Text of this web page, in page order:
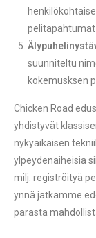
suunniteltu
kokemusksen
Chicken Road
yhdistyvät
nykyaikaisen
ylpeydenaiheisia
milj. registröityä
ynnä jatkamme
parasta